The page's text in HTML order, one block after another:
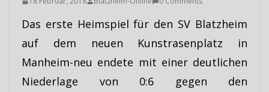
Das erste Heimspiel für den SV Blatzheim
auf dem neuen Kunstrasenplatz in
Manheim-neu endete mit einer deutlichen
Niederlage von 0:6 gegen den